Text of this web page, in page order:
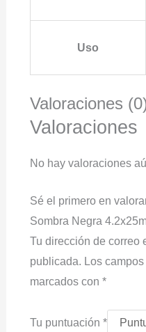
Uso
Valoraciones
Valoraciones
No hay valoraciones
Sé el primero en
Sombra Negra
Tu dirección de correo
publicada. Los
marcados con *
Tu puntuación *